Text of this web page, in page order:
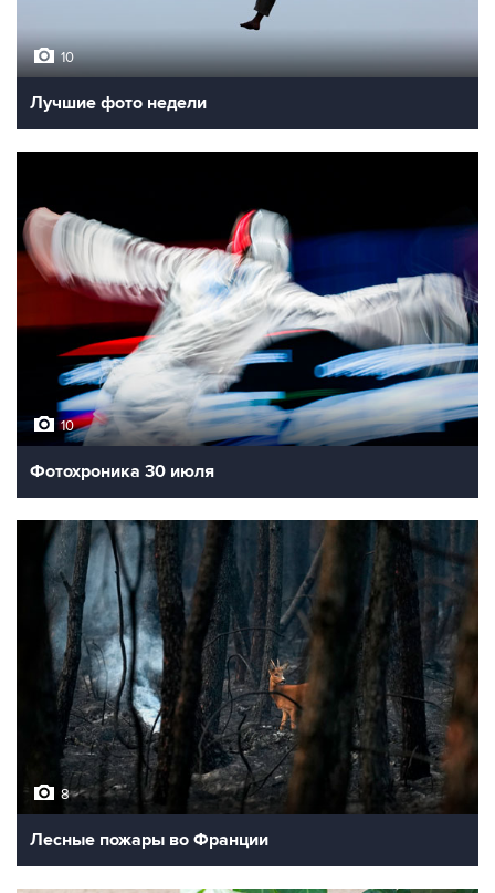
10
Лучшие фото недели
10
Фотохроника 30 июля
8
Лесные пожары во Франции